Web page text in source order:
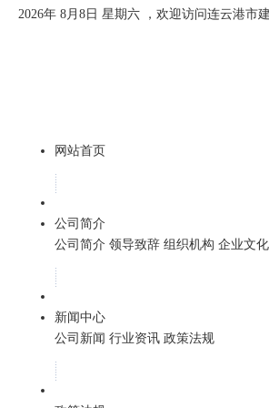
2026年 8月8日 星期六 ，欢迎访问连云港市
网站首页
公司简介
公司简介 领导致辞 组织机构 企业文化
新闻中心
公司新闻 行业资讯 政策法规